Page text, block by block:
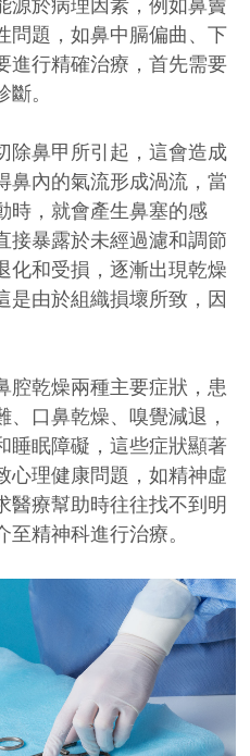
源於病理因素，例如鼻竇
問題，如鼻中膈偏曲、下
進行精確治療，首先需要
。
除鼻甲所引起，這會造成
鼻內的氣流形成渦流，當
時，就會產生鼻塞的感
接暴露於未經過濾和調節
化和受損，逐漸出現乾燥
是由於組織損壞所致，因
腔乾燥兩種主要症狀，患
口鼻乾燥、嗅覺減退，
睡眠障礙，這些症狀顯著
心理健康問題，如精神虛
醫療幫助時往往找不到明
精神科進行治療。